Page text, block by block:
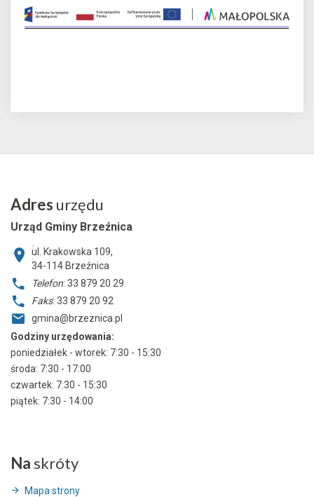
Adres urzędu
Urząd Gminy Brzeźnica
ul. Krakowska 109,
34-114 Brzeźnica
Telefon: 33 879 20 29
Faks: 33 879 20 92
gmina@brzeznica.pl
Godziny urzędowania:
poniedziałek - wtorek: 7:30 - 15:30
środa: 7:30 - 17:00
czwartek: 7:30 - 15:30
piątek: 7:30 - 14:00
Na skróty
Mapa strony